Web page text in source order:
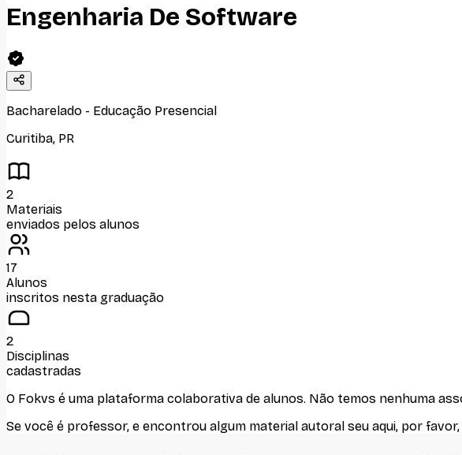
Engenharia De Software
Bacharelado - Educação Presencial
Curitiba, PR
2
Materiais
enviados pelos alunos
17
Alunos
inscritos nesta graduação
2
Disciplinas
cadastradas
O Fokvs é uma plataforma colaborativa de alunos. Não temos nenhuma
Se você é professor, e encontrou algum material autoral seu aqui, por